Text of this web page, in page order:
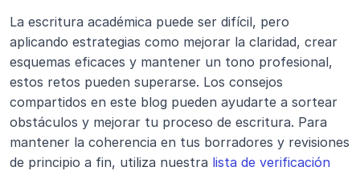
La escritura académica puede ser difícil, pero
aplicando estrategias como mejorar la claridad, crear
esquemas eficaces y mantener un tono profesional,
estos retos pueden superarse. Los consejos
compartidos en este blog pueden ayudarte a sortear
obstáculos y mejorar tu proceso de escritura. Para
mantener la coherencia en tus borradores y revisiones
de principio a fin, utiliza nuestra lista de verificación